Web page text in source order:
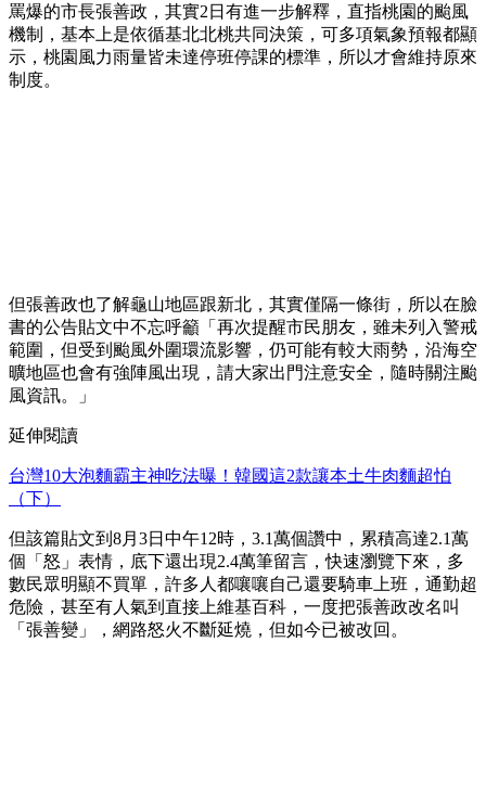
罵爆的市長張善政，其實2日有進一步解釋，直指桃園的颱風
機制，基本上是依循基北北桃共同決策，可多項氣象預報都顯
示，桃園風力雨量皆未達停班停課的標準，所以才會維持原來
制度。
但張善政也了解龜山地區跟新北，其實僅隔一條街，所以在臉
書的公告貼文中不忘呼籲「再次提醒市民朋友，雖未列入警戒
範圍，但受到颱風外圍環流影響，仍可能有較大雨勢，沿海空
曠地區也會有強陣風出現，請大家出門注意安全，隨時關注颱
風資訊。」
延伸閱讀
台灣10大泡麵霸主神吃法曝！韓國這2款讓本土牛肉麵超怕
（下）
但該篇貼文到8月3日中午12時，3.1萬個讚中，累積高達2.1萬
個「怒」表情，底下還出現2.4萬筆留言，快速瀏覽下來，多
數民眾明顯不買單，許多人都嚷嚷自己還要騎車上班，通勤超
危險，甚至有人氣到直接上維基百科，一度把張善政改名叫
「張善變」，網路怒火不斷延燒，但如今已被改回。